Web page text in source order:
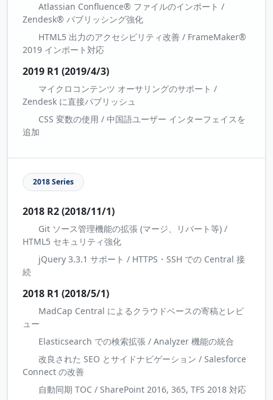
Atlassian Confluence® ファイルのインポート /
Zendesk® パブリッシング強化
HTML5 出力のアクセシビリティ改善 / FrameMaker®
2019 インポート対応
2019 R1 (2019/4/3)
マイクロコンテンツ オーサリングのサポート /
Zendesk に直接パブリッシュ
CSS 変数の使用 / 中国語ユーザー インターフェイスを
追加
2018 Series
2018 R2 (2018/11/1)
Git ソース管理機能の拡張 (マージ、リバート等) /
HTML5 セキュリティ強化
jQuery 3.3.1 サポート / HTTPS・SSH での Central 接
続
2018 R1 (2018/5/1)
MadCap Central によるクラウドベースの寄稿とレビ
ュー
Elasticsearch での検索拡張 / Analyzer 機能の統合
改良された SEO とサイドナビゲーション / Salesforce
Connect の改善
自動同期 TOC / SharePoint 2016, 365, TFS 2018 対応